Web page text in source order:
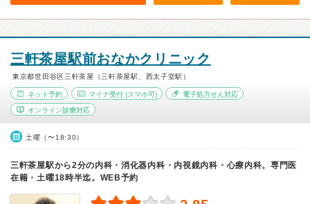
三軒茶屋駅前おなかクリニック
東京都世田谷区三軒茶屋（三軒茶屋駅、西太子堂駅）
ネット予約 マイナ受付(スマホ可) 電子処方せん対応
オンライン診療対応
土曜（〜18:30）
三軒茶屋駅から2分の内科・消化器内科・内視鏡内科・心療内科。専門医
在籍・土曜18時半迄。WEB予約